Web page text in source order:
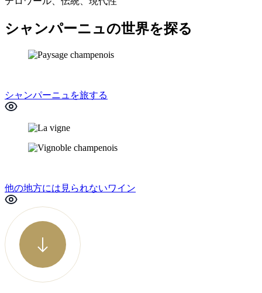
シャンパーニュの世界を探る
シャンパーニュを旅する
他の地方には見られないワイン